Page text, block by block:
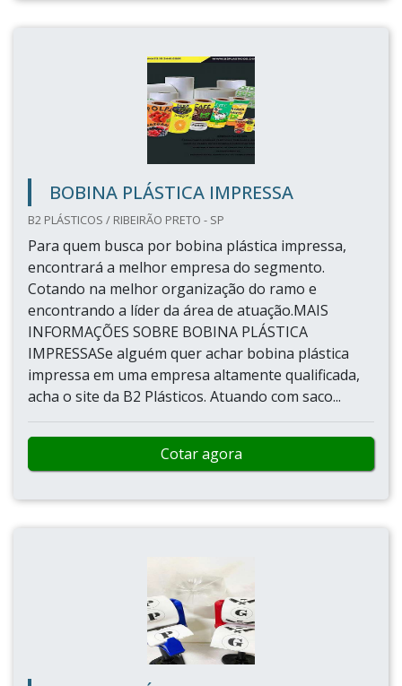
BOBINA PLÁSTICA IMPRESSA
B2 PLÁSTICOS / RIBEIRÃO PRETO - SP
Para quem busca por bobina plástica impressa,
encontrará a melhor empresa do segmento.
Cotando na melhor organização do ramo e
encontrando a líder da área de atuação.MAIS
INFORMAÇÕES SOBRE BOBINA PLÁSTICA
IMPRESSASe alguém quer achar bobina plástica
impressa em uma empresa altamente qualificada,
acha o site da B2 Plásticos. Atuando com saco...
Cotar agora